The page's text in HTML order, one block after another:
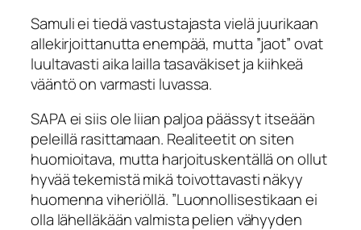
Samuli ei tiedä vastustajasta vielä juurikaan
allekirjoittanutta enempää, mutta ”jaot” ovat
luultavasti aika lailla tasaväkiset ja kiihkeä
vääntö on varmasti luvassa.
SAPA ei siis ole liian paljoa päässyt itseään
peleillä rasittamaan. Realiteetit on siten
huomioitava, mutta harjoituskentällä on ollut
hyvää tekemistä mikä toivottavasti näkyy
huomenna viheriöllä. ”Luonnollisestikaan ei
olla lähelläkään valmista pelien vähyyden